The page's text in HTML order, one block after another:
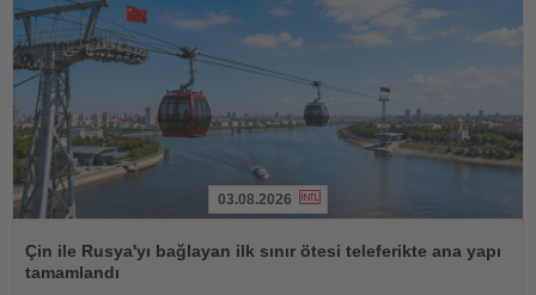
Oku
03.08.2026
Çin ile Rusya'yı bağlayan ilk sınır ötesi teleferikte ana yapı
tamamlandı